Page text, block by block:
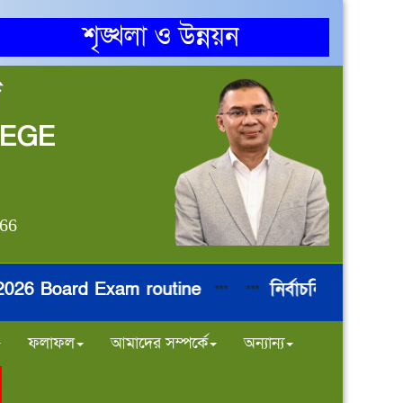
শৃঙ্খলা ও উন্নয়ন
Board Exam routine*** *** নির্বাচনি পরীক্ষা
ফলাফল আমাদের সম্পর্কে অন্যান্য